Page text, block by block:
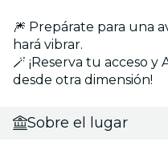
🎆 Prepárate para una
hará vibrar.
🪄 ¡Reserva tu acceso
desde otra dimensión!
Sobre el lugar